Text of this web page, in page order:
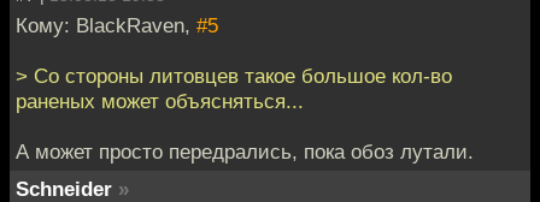
Кому: BlackRaven, #5
> Со стороны литовцев такое большое кол-во
раненых может объясняться...
А может просто передрались, пока обоз лутали.
Schneider »